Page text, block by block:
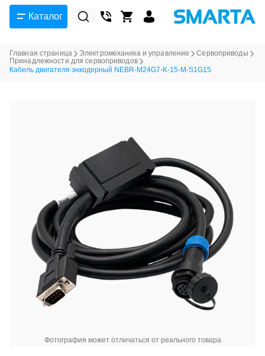
Каталог
Главная страница Электромеханика и управление
Сервоприводы
Принадлежности для сервоприводов
Кабель двигателя энкодерный NEBR-M24G7-K-15-M-S1G15
Фотография может отличаться от реального товара